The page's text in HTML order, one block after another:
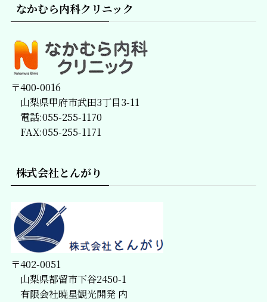
なかむら内科クリニック
〒400-0016
山梨県甲府市武田3丁目3-11
電話:055-255-1170
FAX:055-255-1171
株式会社とんがり
〒402-0051
山梨県都留市下谷2450-1
有限会社暁星観光開発 内